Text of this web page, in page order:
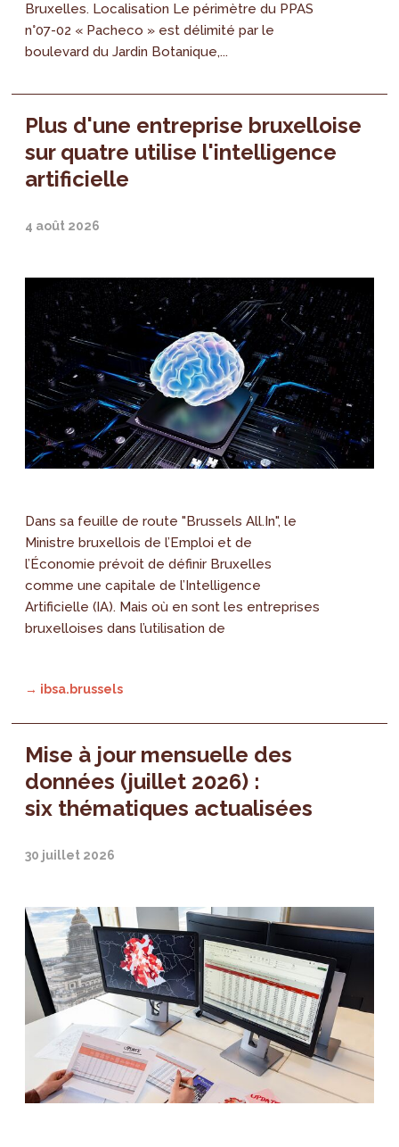
Bruxelles. Localisation Le périmètre du PPAS
n°07-02 « Pacheco » est délimité par le
boulevard du Jardin Botanique,...
Plus d'une entreprise bruxelloise
sur quatre utilise l'intelligence
artificielle
4 août 2026
Dans sa feuille de route "Brussels All.In", le
Ministre bruxellois de l’Emploi et de
l’Économie prévoit de définir Bruxelles
comme une capitale de l’Intelligence
Artificielle (IA). Mais où en sont les entreprises
bruxelloises dans l’utilisation de
→ ibsa.brussels
Mise à jour mensuelle des
données (juillet 2026) :
six thématiques actualisées
30 juillet 2026